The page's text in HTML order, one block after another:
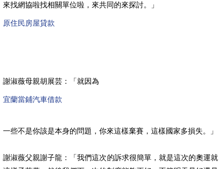
來找網協啦找相關單位啦，來共同的來探討。」
原住民房屋貸款
謝淑薇母親胡展芸：「就因為
宜蘭當鋪汽車借款
一些不是你該是本身的問題，你來這樣棄賽，這樣國家多損失。」
謝淑薇父親謝子龍：「我們這次的訴求很簡單，就是這次的奧運就